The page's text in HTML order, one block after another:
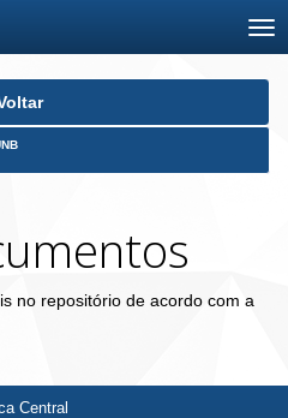
no repositório de acordo com a
Central